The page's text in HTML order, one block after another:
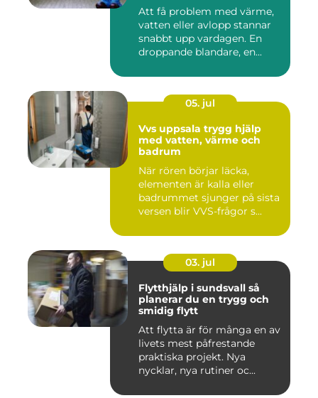
Att få problem med värme,
vatten eller avlopp stannar
snabbt upp vardagen. En
droppande blandare, en...
05. jul
Vvs uppsala trygg hjälp
med vatten, värme och
badrum
När rören börjar läcka,
elementen är kalla eller
badrummet sjunger på sista
versen blir VVS-frågor s...
03. jul
Flytthjälp i sundsvall så
planerar du en trygg och
smidig flytt
Att flytta är för många en av
livets mest påfrestande
praktiska projekt. Nya
nycklar, nya rutiner oc...